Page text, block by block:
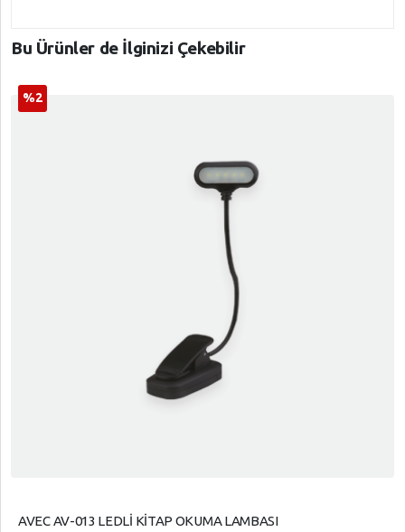
Bu Ürünler de İlginizi Çekebilir
AVEC AV-013 LEDLİ KİTAP OKUMA LAMBASI
%2